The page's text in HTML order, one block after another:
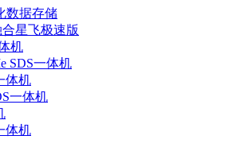
数据存储
星飞极速版
机
SDS一体机
体机
一体机
体机